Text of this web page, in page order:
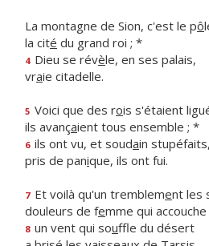
La montagne de Sion, c'est le pô
la cité du grand roi ; *
4 Dieu se révèle, en ses palais,
vraie citadelle.
5 Voici que des rois s'étaient
ils avançaient tous ensemble ; *
6 ils ont vu, et soudain stupéfaits,
pris de panique, ils ont fui.
7 Et voilà qu'un tremblement les
douleurs de femme qui
8 un vent qui souffle du désert